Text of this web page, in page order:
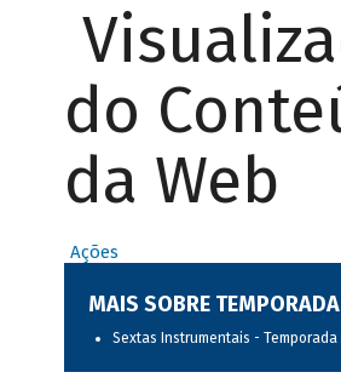
do
da Web
Ações
MAIS SOBRE
Sextas Instrumentais - Temporada